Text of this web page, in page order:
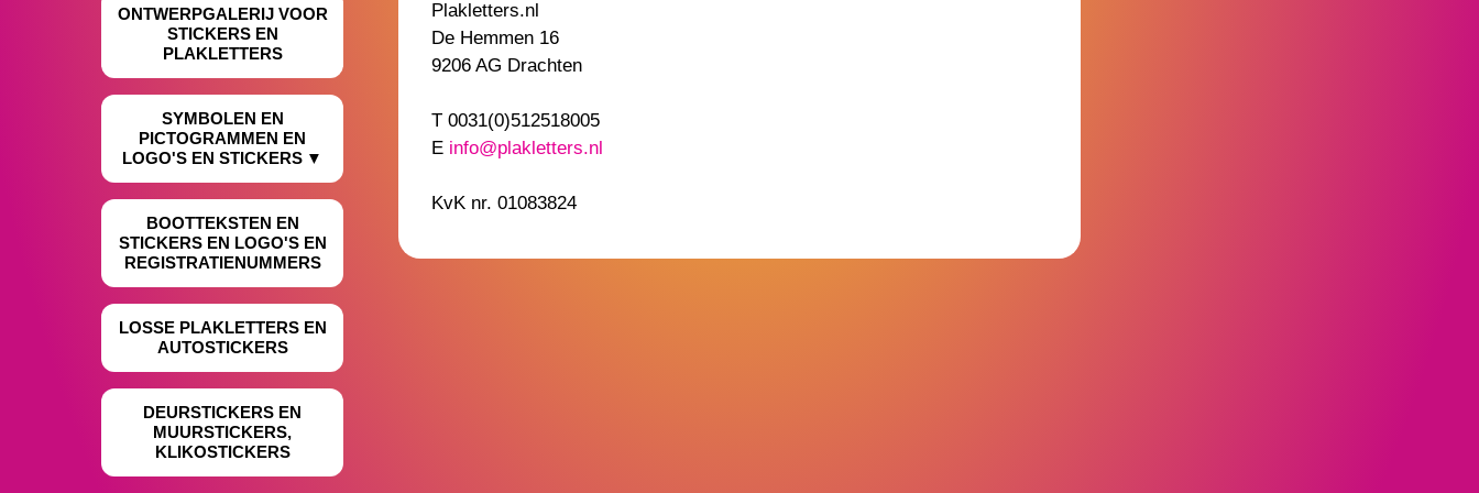
ONTWERPGALERIJ VOOR
STICKERS EN
PLAKLETTERS
SYMBOLEN EN
PICTOGRAMMEN EN
LOGO'S EN STICKERS
BOOTTEKSTEN EN
STICKERS EN LOGO'S EN
REGISTRATIENUMMERS
LOSSE PLAKLETTERS EN
AUTOSTICKERS
DEURSTICKERS EN
MUURSTICKERS,
KLIKOSTICKERS
Plakletters.nl
De Hemmen 16
9206 AG Drachten
T 0031(0)512518005
E info@plakletters.nl
KvK nr. 01083824